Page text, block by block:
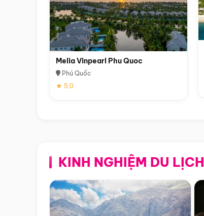
Melia Vinpearl Phu Quoc
Phú Quốc
★ 5.0
KINH NGHIỆM DU LỊCH